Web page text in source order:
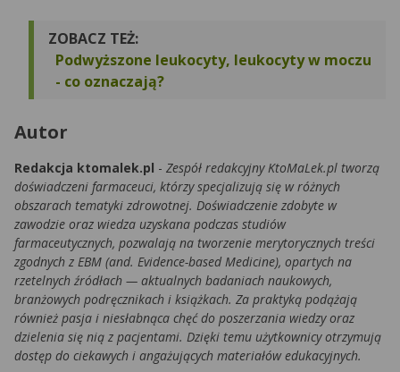
ZOBACZ TEŻ:
Podwyższone leukocyty, leukocyty w moczu
- co oznaczają?
Autor
Redakcja ktomalek.pl - Zespół redakcyjny KtoMaLek.pl tworzą
doświadczeni farmaceuci, którzy specjalizują się w różnych
obszarach tematyki zdrowotnej. Doświadczenie zdobyte w
zawodzie oraz wiedza uzyskana podczas studiów
farmaceutycznych, pozwalają na tworzenie merytorycznych treści
zgodnych z EBM (and. Evidence-based Medicine), opartych na
rzetelnych źródłach — aktualnych badaniach naukowych,
branżowych podręcznikach i książkach. Za praktyką podążają
również pasja i niesłabnąca chęć do poszerzania wiedzy oraz
dzielenia się nią z pacjentami. Dzięki temu użytkownicy otrzymują
dostęp do ciekawych i angażujących materiałów edukacyjnych.